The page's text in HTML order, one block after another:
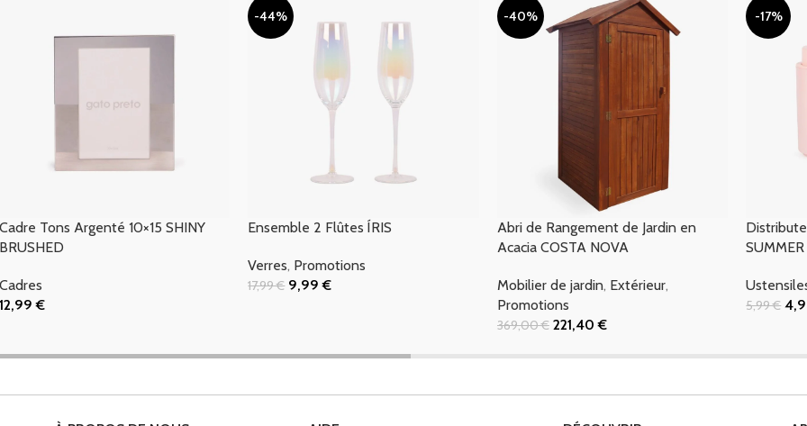
Cadre Tons Argenté 10×15 SHINY
BRUSHED
Cadres
12,99€
-44%
Ensemble 2 Flûtes ÍRIS
Verres, Promotions
17,99€ 9,99€
-40%
Abri de Rangement de Jardin en
Acacia COSTA NOVA
Mobilier de jardin, Extérieur,
Promotions
369,00€ 221,40€
-17%
5,99€